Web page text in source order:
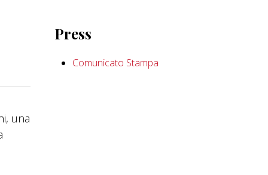
una
Press
Comunicato Stampa